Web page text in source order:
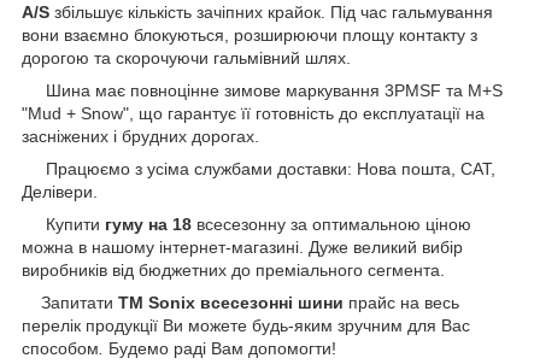
A/S збільшує кількість зачіпних крайок. Під час гальмування
вони взаємно блокуються, розширюючи площу контакту з
дорогою та скорочуючи гальмівний шлях.
Шина має повноцінне зимове маркування 3PMSF та M+S
"Mud + Snow", що гарантує її готовність до експлуатації на
засніжених і брудних дорогах.
Працюємо з усіма службами доставки: Нова пошта, САТ,
Делівери.
Купити гуму на 18 всесезонну за оптимальною ціною
можна в нашому інтернет-магазині. Дуже великий вибір
виробників від бюджетних до преміального сегмента.
Запитати ТМ Sonix всесезонні шини прайс на весь
перелік продукції Ви можете будь-яким зручним для Вас
способом
Будемо раді Вам допомогти!